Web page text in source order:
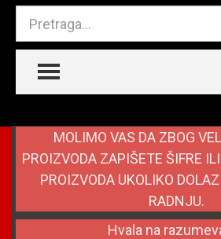
TOGGLE MENU
MOLIMO VAS DA ZBOG
PROIZVODA ZAPIŠETE ŠIFRE
PROIZVODA UKOLIKO
RADNJU.
Hvala na